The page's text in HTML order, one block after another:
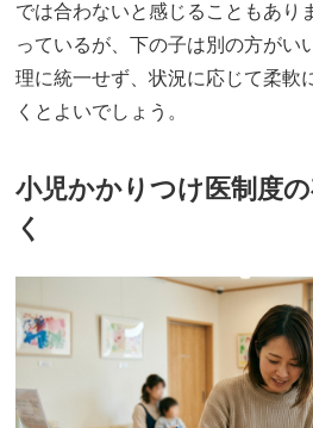
では合わないと感じることもあり
っているが、下の子は別の方がい
理に統一せず、状況に応じて柔軟
くとよいでしょう。
小児かかりつけ医制度
く